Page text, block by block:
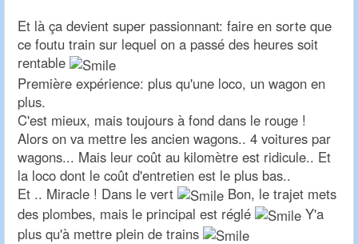
Et là ça devient super passionnant: faire en sorte que
ce foutu train sur lequel on a passé des heures soit
rentable
Première expérience: plus qu'une loco, un wagon en
plus.
C'est mieux, mais toujours à fond dans le rouge !
Alors on va mettre les ancien wagons.. 4 voitures par
wagons... Mais leur coût au kilomètre est ridicule.. Et
la loco dont le coût d'entretien est le plus bas..
Et .. Miracle ! Dans le vert
Bon, le trajet mets
des plombes, mais le principal est réglé
Y'a
plus qu'à mettre plein de trains